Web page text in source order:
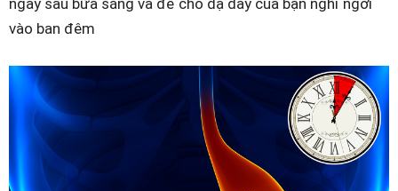
ngay sau bữa sáng và để cho dạ dày của bạn nghỉ ngơi
vào ban đêm